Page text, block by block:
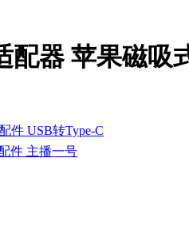
配器 苹果磁吸
件 USB转Type-C
件 主播一号